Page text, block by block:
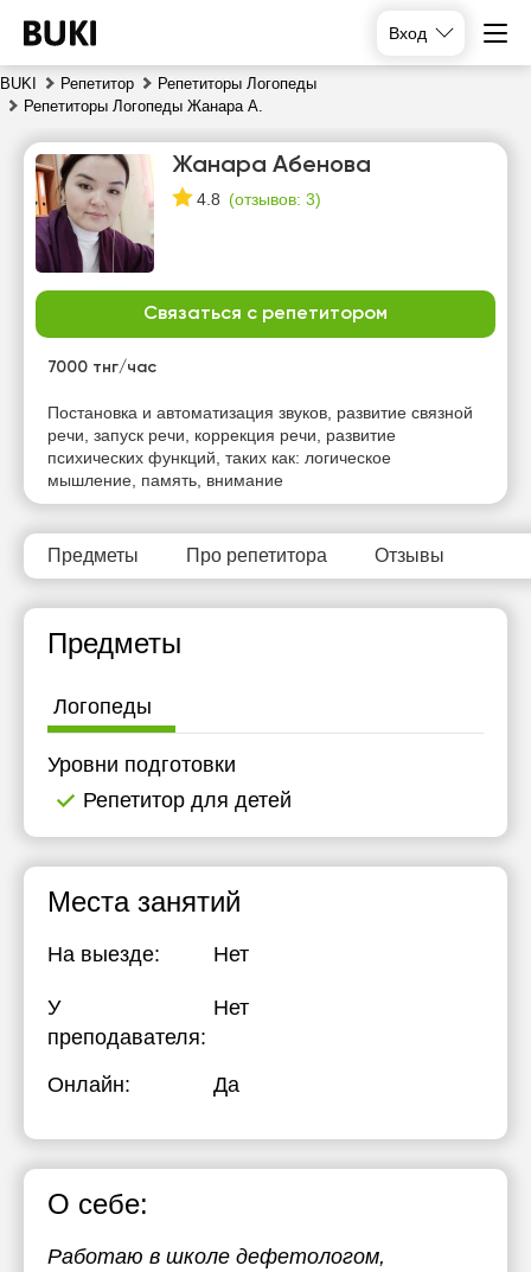
Вход
BUKI Репетитор
Репетиторы Логопеды
Репетиторы Логопеды Жанара А.
Жанара Абенова
4.8 (отзывов: 3)
Связаться с репетитором
7000 тнг/час
Постановка и автоматизация звуков, развитие связной
речи, запуск речи, коррекция речи, развитие
психических функций, таких как: логическое
мышление, память, внимание
Предметы Про репетитора Отзывы
Предметы
Логопеды
Уровни подготовки
Репетитор для детей
Места занятий
На выезде: Нет
У
преподавателя:
Нет
Онлайн: Да
О себе:
Работаю в школе дефетологом,
пт
сб
16:00
16:30
17:00
13:00
13:30
14:00
14:30
15:30
16:30
17:00
Нет
свободных
часов
Нет